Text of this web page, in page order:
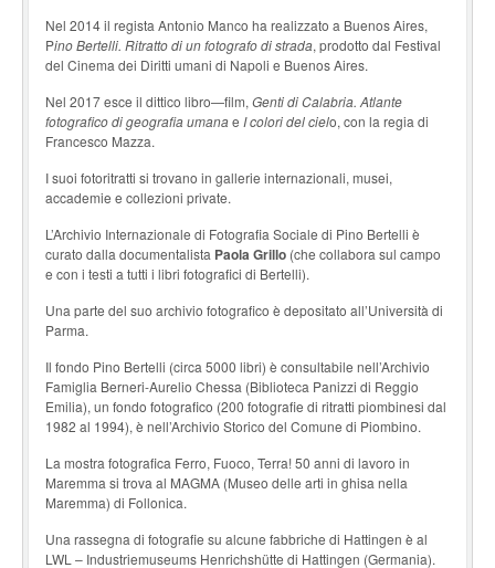
Nel 2014 il regista Antonio Manco ha realizzato a Buenos Aires,
Pino Bertelli. Ritratto di un fotografo di strada, prodotto dal Festival
del Cinema dei Diritti umani di Napoli e Buenos Aires.
Nel 2017 esce il dittico libro—film, Genti di Calabria. Atlante
fotografico di geografia umanae I colori del cielo, con la regia di
Francesco Mazza.
I suoi fotoritratti si trovano in gallerie internazionali, musei,
accademie e collezioni private.
L’Archivio Internazionale di Fotografia Sociale di Pino Bertelli è
curato dalla documentalista Paola Grillo (che collabora sul campo
e con i testi a tutti i libri fotografici di Bertelli).
Una parte del suo archivio fotografico è depositato all’Università di
Parma.
Il fondo Pino Bertelli (circa 5000 libri) è consultabile nell’Archivio
Famiglia Berneri-Aurelio Chessa (Biblioteca Panizzi di Reggio
Emilia), un fondo fotografico (200 fotografie di ritratti piombinesi dal
1982 al 1994), è nell’Archivio Storico del Comune di Piombino.
La mostra fotografica Ferro, Fuoco, Terra! 50 anni di lavoro in
Maremma si trova al MAGMA (Museo delle arti in ghisa nella
Maremma) di Follonica.
Una rassegna di fotografie su alcune fabbriche di Hattingen è al
LWL – Industriemuseums Henrichshütte di Hattingen (Germania).